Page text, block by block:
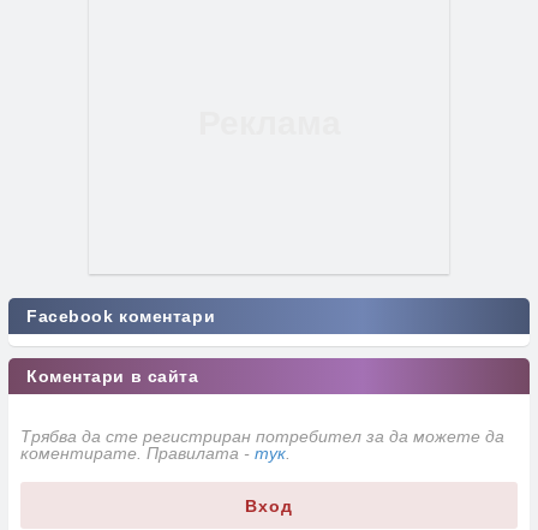
Facebook коментари
Коментари в сайта
Трябва да сте регистриран потребител за да можете да
коментирате. Правилата - тук
Вход